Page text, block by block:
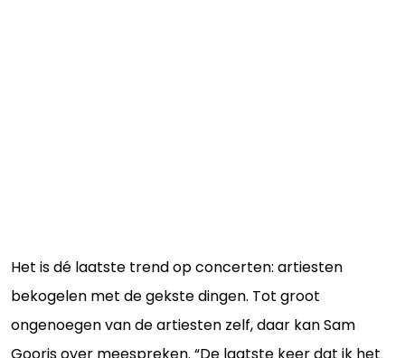
Het is dé laatste trend op concerten: artiesten
bekogelen met de gekste dingen. Tot groot
ongenoegen van de artiesten zelf, daar kan Sam
Gooris over meespreken. “De laatste keer dat ik het